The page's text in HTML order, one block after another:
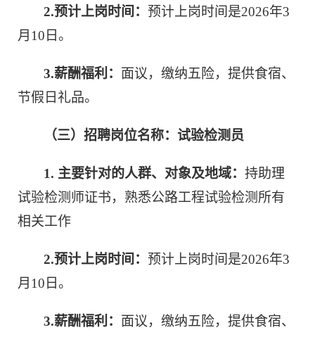
2.预计上岗时间： 预计上岗时间是2026年3
月10日。
3.薪酬福利： 面议，缴纳五险，提供食宿、
节假日礼品。
（三）招聘岗位名称：试验检测员
1. 主要针对的人群、对象及地域： 持助理
试验检测师证书，熟悉公路工程试验检测所有
相关工作
2.预计上岗时间： 预计上岗时间是2026年3
月10日。
3.薪酬福利： 面议，缴纳五险，提供食宿、